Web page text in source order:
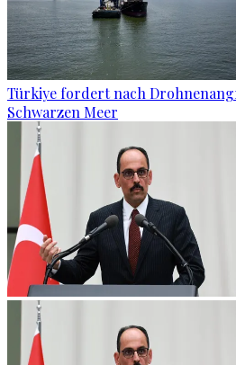
Türkiye fordert nach
Schwarzen Meer